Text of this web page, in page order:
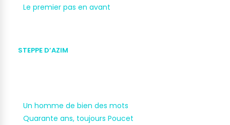
Le premier pas en avant
STEPPE D’AZIM
Un homme de bien des mots
Quarante ans, toujours Poucet